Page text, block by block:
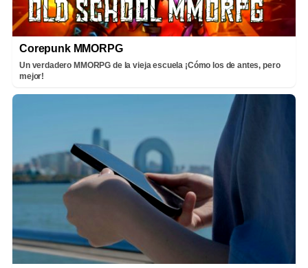
Corepunk MMORPG
Un verdadero MMORPG de la vieja escuela ¡Cómo los de antes, pero
mejor!